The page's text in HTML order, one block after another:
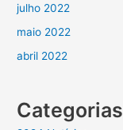
julho 2022
maio 2022
abril 2022
Categorias